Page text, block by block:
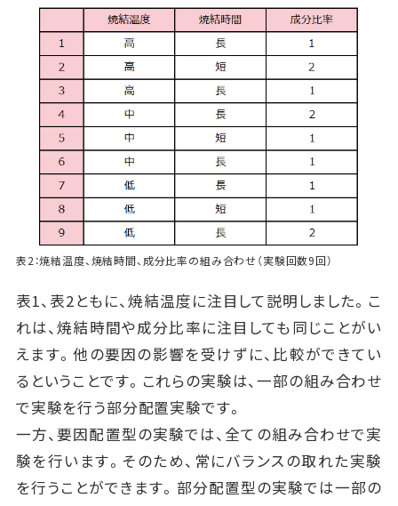
表2：焼結温度、焼結時間、成分比率の組み合わせ（実験回数9回）
表1、表2ともに、焼結温度に注目して説明しました。こ
れは、焼結時間や成分比率に注目しても同じことがい
えます。他の要因の影響を受けずに、比較ができてい
るということです。これらの実験は、一部の組み合わせ
で実験を行う部分配置実験です。
一方、要因配置型の実験では、全ての組み合わせで実
験を行います。そのため、常にバランスの取れた実験
を行うことができます。部分配置型の実験では一部の